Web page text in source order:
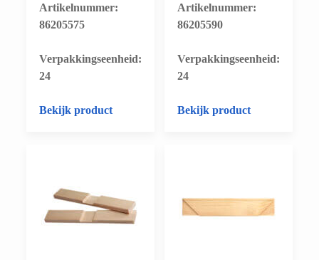
Artikelnummer:
86205575
​Verpakkingseenheid:
24
Bekijk product
Artikelnummer:
86205590
​Verpakkingseenheid:
24
Bekijk product